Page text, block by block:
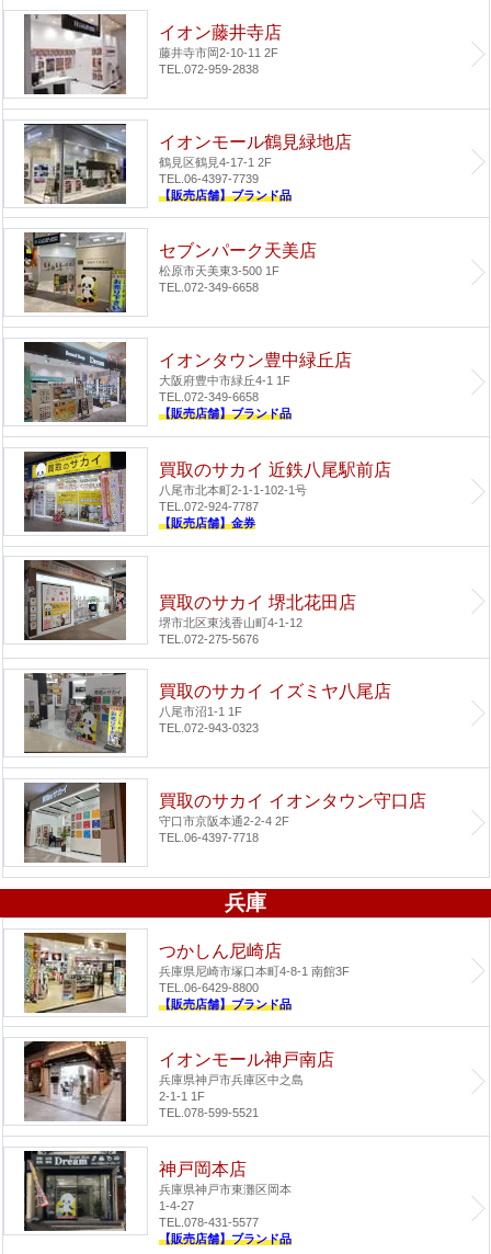
イオン藤井寺店
藤井寺市岡2-10-11 2F
TEL.072-959-2838
イオンモール鶴見緑地店
鶴見区鶴見4-17-1 2F
TEL.06-4397-7739
【販売店舗】ブランド品
セブンパーク天美店
松原市天美東3-500 1F
TEL.072-349-6658
イオンタウン豊中緑丘店
大阪府豊中市緑丘4-1 1F
TEL.072-349-6658
【販売店舗】ブランド品
買取のサカイ 近鉄八尾駅前店
八尾市北本町2-1-1-102-1号
TEL.072-924-7787
【販売店舗】金券
買取のサカイ 堺北花田店
堺市北区東浅香山町4-1-12
TEL.072-275-5676
買取のサカイ イズミヤ八尾店
八尾市沼1-1 1F
TEL.072-943-0323
買取のサカイ イオンタウン守口店
守口市京阪本通2-2-4 2F
TEL.06-4397-7718
兵庫
つかしん尼崎店
兵庫県尼崎市塚口本町4-8-1 南館3F
TEL.06-6429-8800
【販売店舗】ブランド品
イオンモール神戸南店
兵庫県神戸市兵庫区中之島
2-1-1 1F
TEL.078-599-5521
神戸岡本店
兵庫県神戸市東灘区岡本
1-4-27
TEL.078-431-5577
【販売店舗】ブランド品